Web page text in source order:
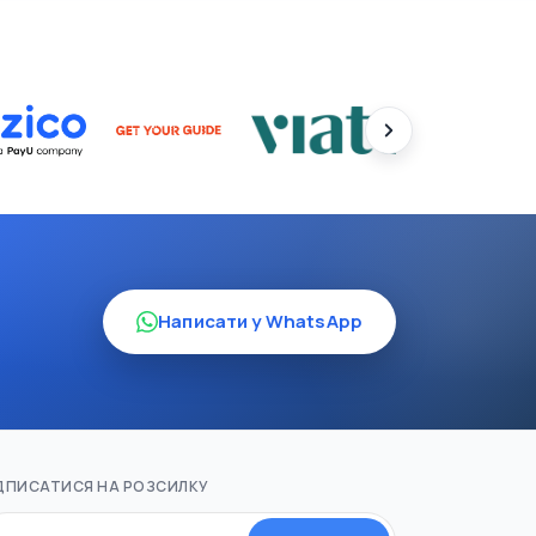
Написати у WhatsApp
НА РОЗСИЛКУ